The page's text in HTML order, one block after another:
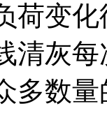
荷变
清灰
多数